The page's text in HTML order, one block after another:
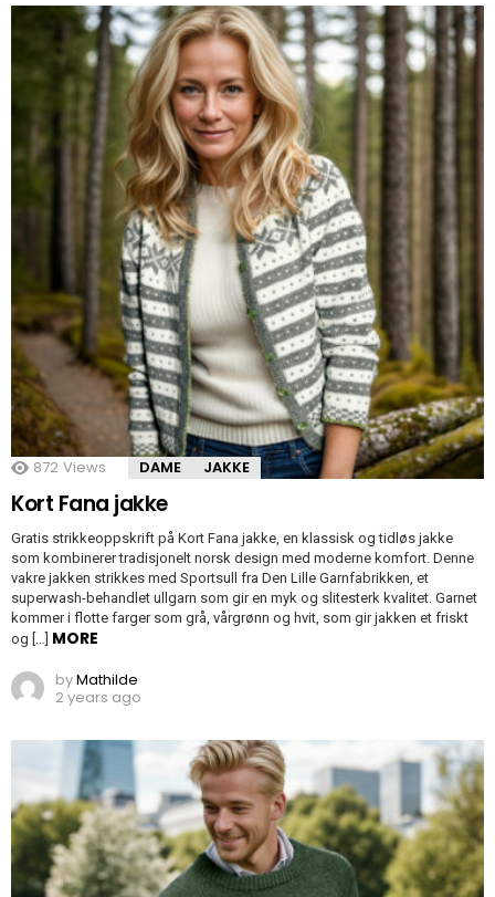
872 Views DAME JAKKE
Kort Fana jakke
Gratis strikkeoppskrift på Kort Fana jakke, en klassisk og tidløs jakke
som kombinerer tradisjonelt norsk design med moderne komfort. Denne
vakre jakken strikkes med Sportsull fra Den Lille Garnfabrikken, et
superwash-behandlet ullgarn som gir en myk og slitesterk kvalitet. Garnet
kommer i flotte farger som grå, vårgrønn og hvit, som gir jakken et friskt
og […] MORE
byMathilde
2 years ago